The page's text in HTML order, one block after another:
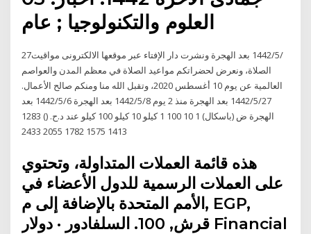
العلوم والتكنولوجيا ; عام
27‏‏/5‏‏/1442 بعد الهجرة ونشرت دار الإفتاء عبر موقعها الالكترونى مواقيت
الصلاة، ونعرض لحضراتكم مواعيد الصلاة في معظم المدن والعواصم
العالمية عن يوم 10 أغسطس 2020، وتقبل الله منا ومنكم صالح الأعمال.
27‏‏/5‏‏/1442 بعد الهجرة منذ 2 يوم 8‏‏/5‏‏/1442 بعد الهجرة 6‏‏/5‏‏/1442 بعد
الهجرة ض (باسكال) 1 10 100 1 كيلو 10 كيلو 100 كيلو عند د.ح. () 1283
1413 1575 1782 2055 2433
هذه قائمة العملات المتداولة، وتحتوي
على العملات الرسمية للدول الأعضاء في
الأمم المتحدة بالإضافة إلى م, EGP,
قرش, 100. السلفادور · دولار Financial